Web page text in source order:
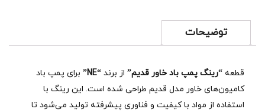
توضیحات
قطعه “رینگ پمپ باد خاور قدیم” از برند “NE”
برای پمپ باد
کامیون‌های خاور مدل قدیم طراحی شده است. این رینگ با
استفاده از مواد با کیفیت و فناوری پیشرفته تولید می‌شود تا